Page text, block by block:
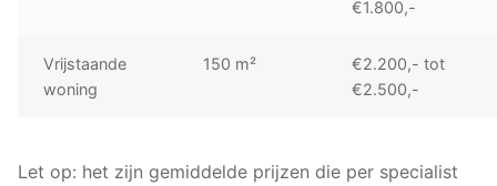
€1.800,-
Vrijstaande
woning
150 m²
€2.200,- tot
€2.500,-
Let op: het zijn gemiddelde prijzen die per specialist